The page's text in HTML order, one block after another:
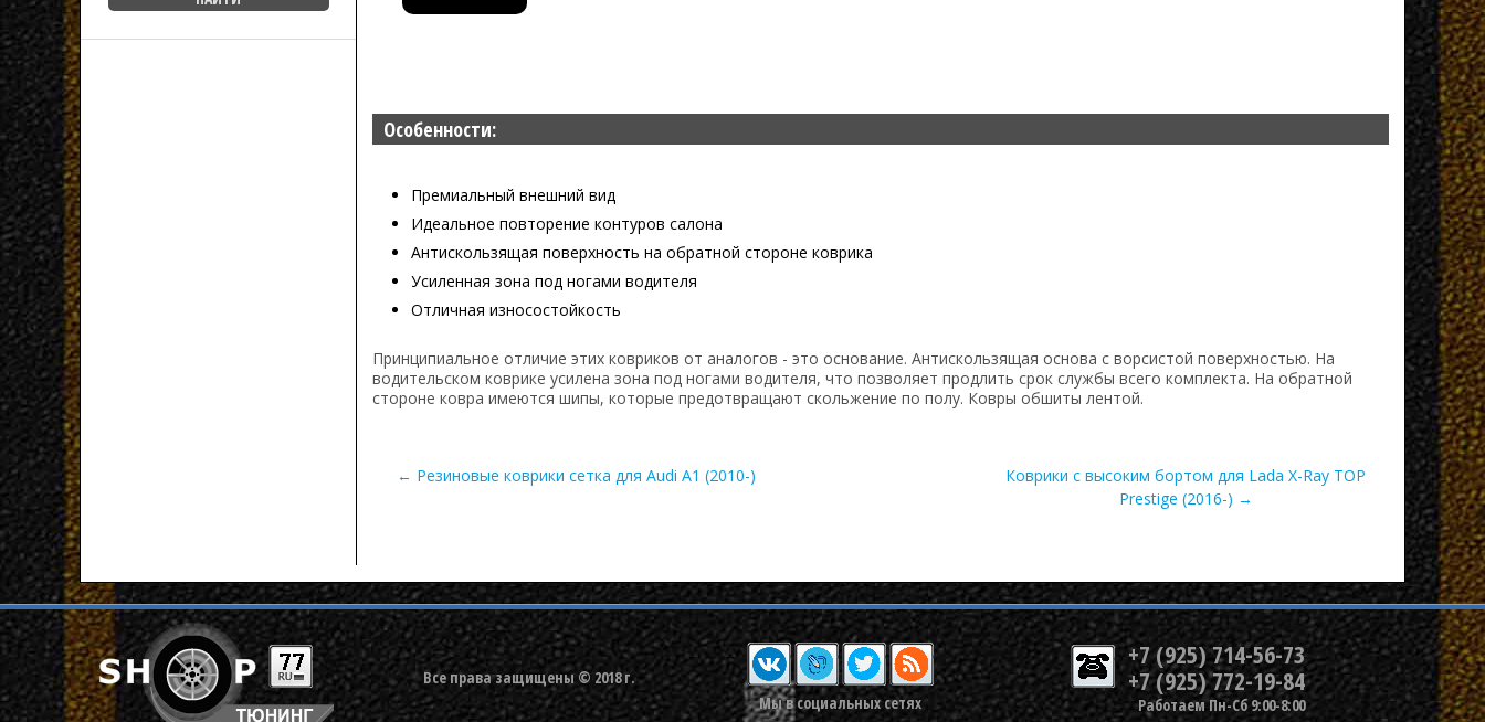
Особенности:
Премиальный внешний вид
Идеальное повторение контуров салона
Антискользящая поверхность на обратной стороне коврика
Усиленная зона под ногами водителя
Отличная износостойкость
Принципиальное отличие этих ковриков от аналогов - это основание. Антискользящая основа с ворсистой поверхностью. На
водительском коврике усилена зона под ногами водителя, что позволяет продлить срок службы всего комплекта. На обратной
стороне ковра имеются шипы, которые предотвращают скольжение по полу. Ковры обшиты лентой.
← Резиновые коврики сетка для Audi A1 (2010-)
Коврики с высоким бортом для Lada X-Ray TOP
Prestige (2016-) →
Все права защищены © 2018 г.
Мы в социальных сетях
+7 (925) 714-56-73
+7 (925) 772-19-84
Работаем Пн-Сб 9:00-8:00